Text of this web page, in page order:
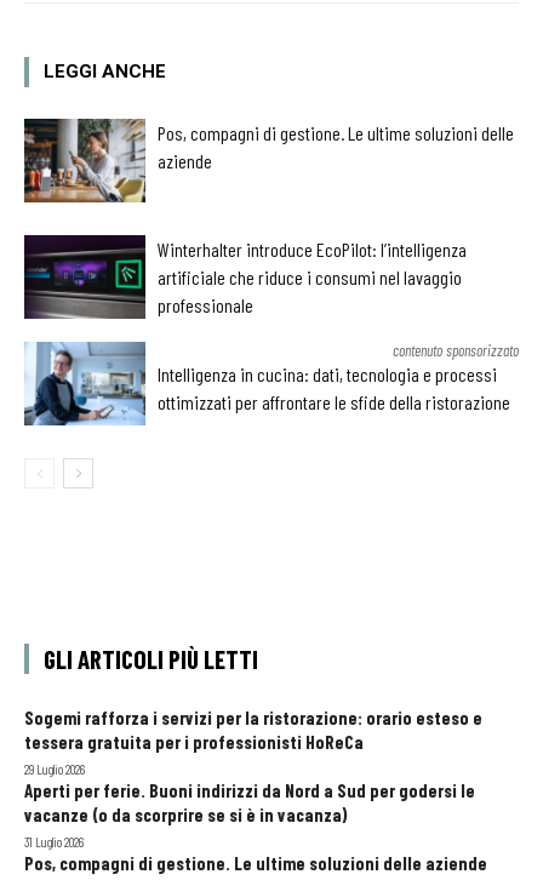
LEGGI ANCHE
Pos, compagni di gestione. Le ultime soluzioni delle
aziende
Winterhalter introduce EcoPilot: l’intelligenza
artificiale che riduce i consumi nel lavaggio
professionale
contenuto sponsorizzato
Intelligenza in cucina: dati, tecnologia e processi
ottimizzati per affrontare le sfide della ristorazione
GLI ARTICOLI PIÙ LETTI
Sogemi rafforza i servizi per la ristorazione: orario esteso e
tessera gratuita per i professionisti HoReCa
29 Luglio 2026
Aperti per ferie. Buoni indirizzi da Nord a Sud per godersi le
vacanze (o da scorprire se si è in vacanza)
31 Luglio 2026
Pos, compagni di gestione. Le ultime soluzioni delle aziende